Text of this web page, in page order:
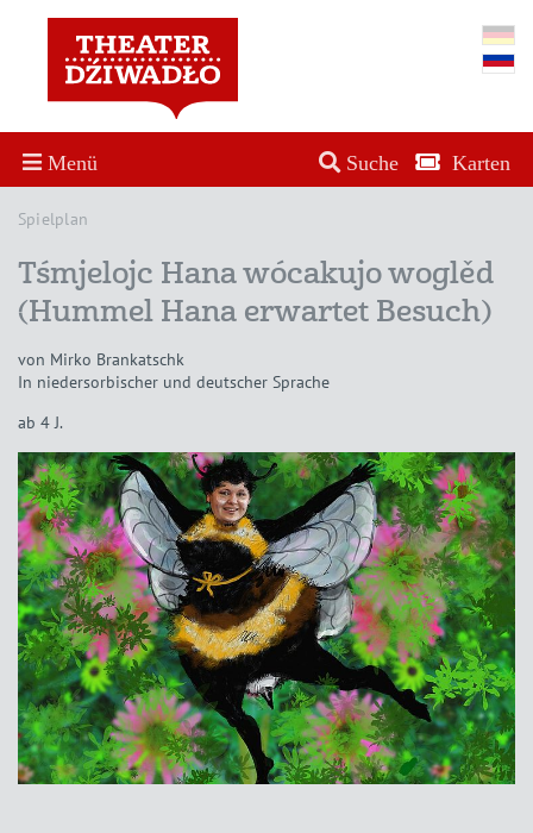
Menü Suche Karten
Spielplan
Tśmjelojc Hana wócakujo woglěd
(Hummel Hana erwartet Besuch)
von Mirko Brankatschk
In niedersorbischer und deutscher Sprache
ab 4 J.